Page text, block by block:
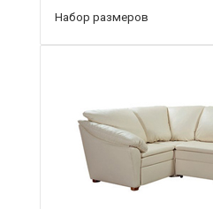
Набор размеров